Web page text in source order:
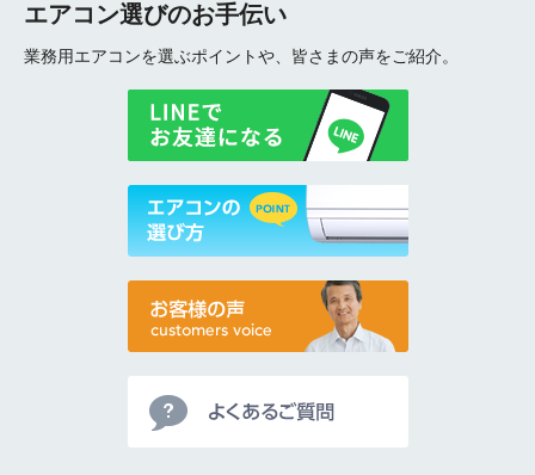
エアコン選びのお手伝い
業務用エアコンを選ぶポイントや、皆さまの声をご紹介。